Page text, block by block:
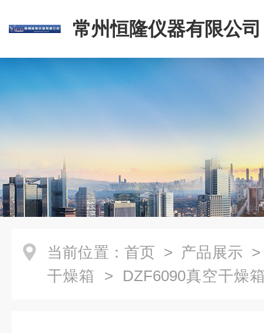
常州恒隆仪器有限公司
当前位置： 首页 > 产品展示
干燥箱 > DZF6090真空干燥